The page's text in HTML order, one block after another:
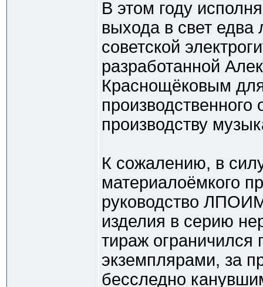
В этом году
выхода в свет
советской
разработанной
Краснощёковым
производству
К сожалению, в
материалоёмкого
руководство
изделия в серию
тираж
экземплярами, за
бесследно